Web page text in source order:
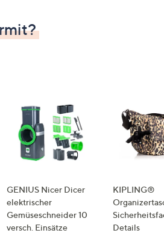
GENIUS Nicer Dicer
elektrischer
Gemüseschneider 10
versch. Einsätze
KIPLING®
Details